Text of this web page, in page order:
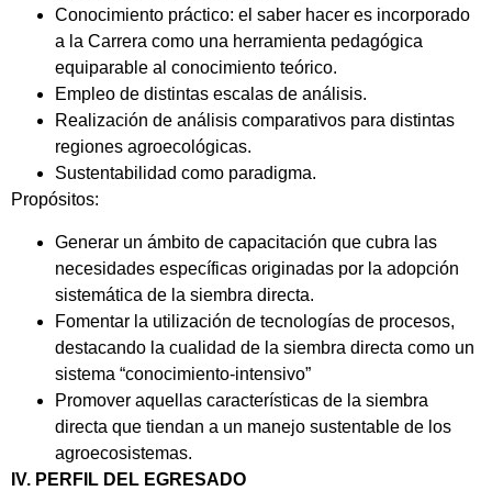
Conocimiento práctico: el saber hacer es incorporado
a la Carrera como una herramienta pedagógica
equiparable al conocimiento teórico.
Empleo de distintas escalas de análisis.
Realización de análisis comparativos para distintas
regiones agroecológicas.
Sustentabilidad como paradigma.
Propósitos:
Generar un ámbito de capacitación que cubra las
necesidades específicas originadas por la adopción
sistemática de la siembra directa.
Fomentar la utilización de tecnologías de procesos,
destacando la cualidad de la siembra directa como un
sistema “conocimiento-intensivo”
Promover aquellas características de la siembra
directa que tiendan a un manejo sustentable de los
agroecosistemas.
IV. PERFIL DEL EGRESADO